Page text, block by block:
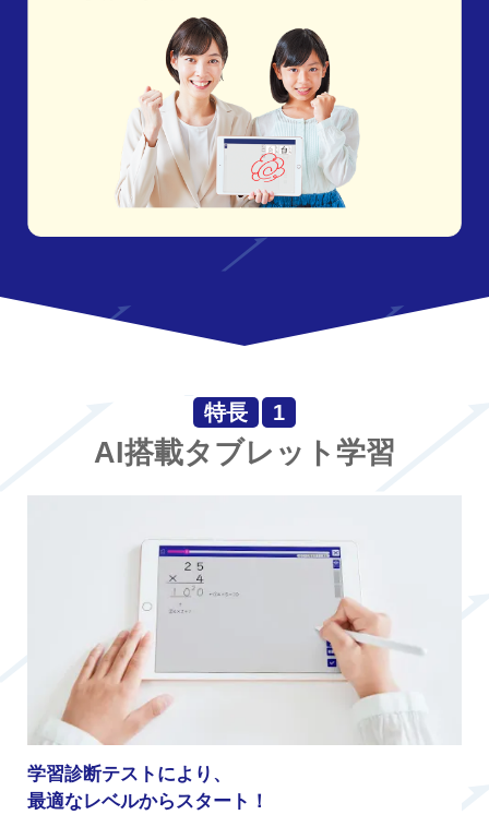
特長 1
AI搭載タブレット学習
学習診断テストにより、
最適なレベルからスタート！